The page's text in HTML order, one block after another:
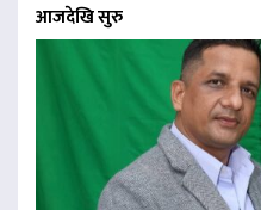
आजदेखि सुरु